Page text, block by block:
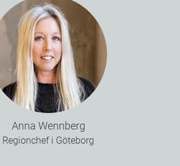
Anna Wennberg
Regionchef i Göteborg